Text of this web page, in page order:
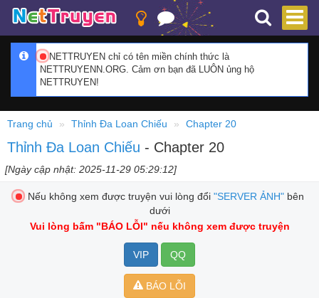
NETTRUYEN chỉ có tên miền chính thức là
NETTRUYENN.ORG. Cảm ơn bạn đã LUÔN ủng hộ
NETTRUYEN!
Trang chủ Thỉnh Đa Loan Chiếu Chapter 20
Thỉnh Đa Loan Chiếu - Chapter 20
[Ngày cập nhật: 2025-11-29 05:29:12]
Nếu không xem được truyện vui lòng đổi "SERVER ẢNH"bên
dưới
Vui lòng bấm "BÁO LỖI" nếu không xem được truyện
VIP QQ
BÁO LỖI